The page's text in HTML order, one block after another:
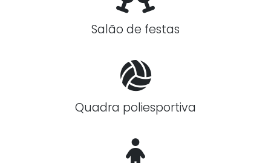
Salão de festas
Quadra poliesportiva